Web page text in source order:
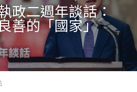
政二週年談話：
善的「國家」